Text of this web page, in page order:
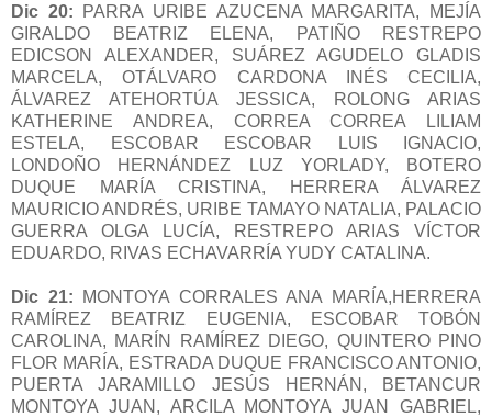
Dic 20: PARRA URIBE AZUCENA MARGARITA, MEJÍA
GIRALDO BEATRIZ ELENA, PATIÑO RESTREPO
EDICSON ALEXANDER, SUÁREZ AGUDELO GLADIS
MARCELA, OTÁLVARO CARDONA INÉS CECILIA,
ÁLVAREZ ATEHORTÚA JESSICA, ROLONG ARIAS
KATHERINE ANDREA, CORREA CORREA LILIAM
ESTELA, ESCOBAR ESCOBAR LUIS IGNACIO,
LONDOÑO HERNÁNDEZ LUZ YORLADY, BOTERO
DUQUE MARÍA CRISTINA, HERRERA ÁLVAREZ
MAURICIO ANDRÉS, URIBE TAMAYO NATALIA, PALACIO
GUERRA OLGA LUCÍA, RESTREPO ARIAS VÍCTOR
EDUARDO, RIVAS ECHAVARRÍA YUDY CATALINA.
Dic 21: MONTOYA CORRALES ANA MARÍA,HERRERA
RAMÍREZ BEATRIZ EUGENIA, ESCOBAR TOBÓN
CAROLINA, MARÍN RAMÍREZ DIEGO, QUINTERO PINO
FLOR MARÍA, ESTRADA DUQUE FRANCISCO ANTONIO,
PUERTA JARAMILLO JESÚS HERNÁN, BETANCUR
MONTOYA JUAN, ARCILA MONTOYA JUAN GABRIEL,